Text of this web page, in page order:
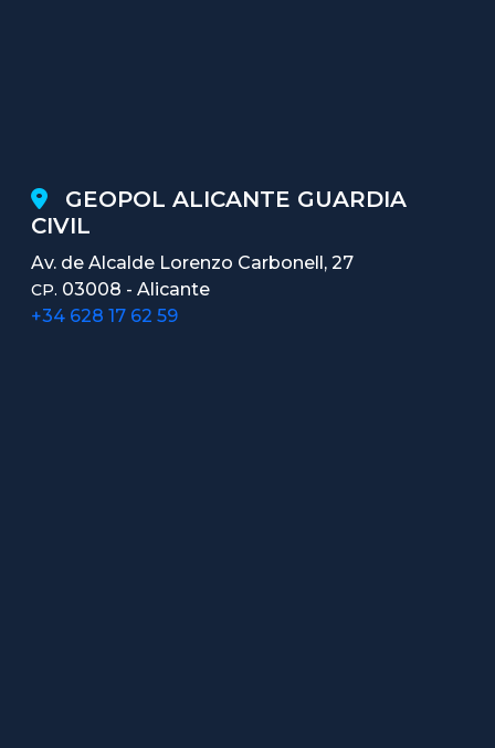
GEOPOL ALICANTE GUARDIA
CIVIL
Av. de Alcalde Lorenzo Carbonell, 27
CP. 03008 - Alicante
+34 628 17 62 59